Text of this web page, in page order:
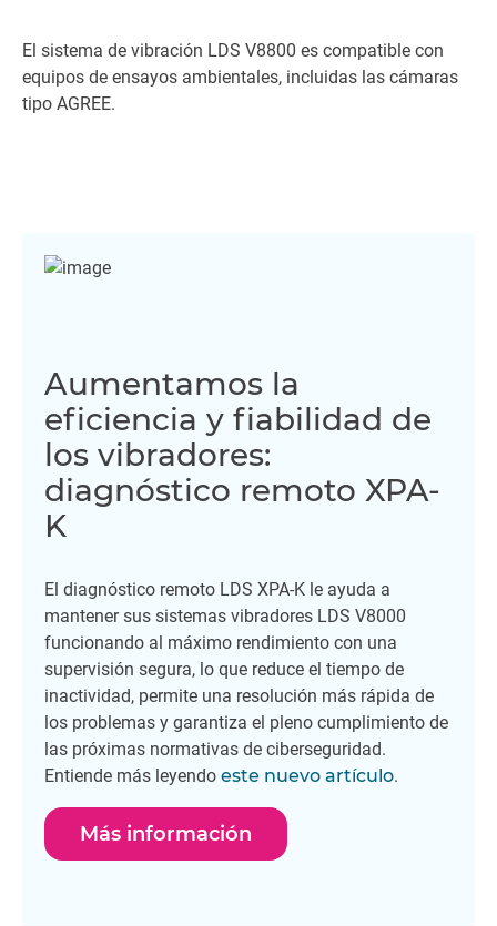
El sistema de vibración LDS V8800 es compatible con
equipos de ensayos ambientales, incluidas las cámaras
tipo AGREE.
Aumentamos la
eficiencia y fiabilidad de
los vibradores:
diagnóstico remoto XPA-
K
El diagnóstico remoto LDS XPA-K le ayuda a
mantener sus sistemas vibradores LDS V8000
funcionando al máximo rendimiento con una
supervisión segura, lo que reduce el tiempo de
inactividad, permite una resolución más rápida de
los problemas y garantiza el pleno cumplimiento de
las próximas normativas de ciberseguridad.
Entiende más leyendo este nuevo artículo.
Más información